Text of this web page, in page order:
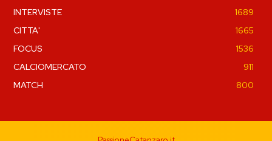
INTERVISTE
1689
CITTA'
1665
FOCUS
1536
CALCIOMERCATO
911
MATCH
800